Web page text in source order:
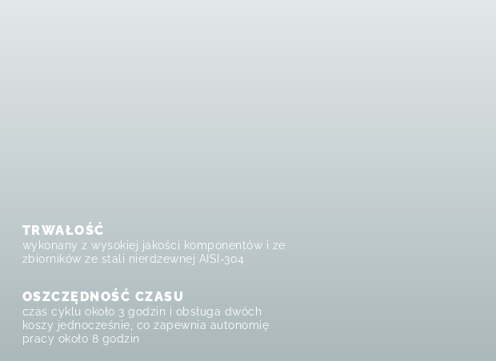
TRWAŁOŚĆ
wykonany z wysokiej jakości komponentów i ze
zbiorników ze stali nierdzewnej AISI-304
OSZCZĘDNOŚĆ CZASU
czas cyklu około 3 godzin i obsługa dwóch
koszy jednocześnie, co zapewnia autonomię
pracy około 8 godzin